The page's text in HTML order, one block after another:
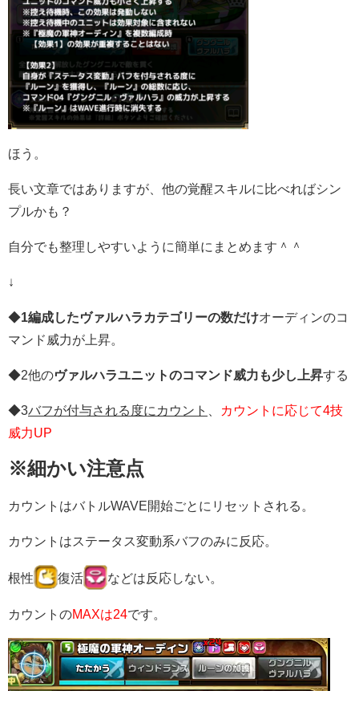
ほう。
長い文章ではありますが、他の覚醒スキルに比べればシン
プルかも？
自分でも整理しやすいように簡単にまとめます＾＾
↓
◆1編成したヴァルハラカテゴリーの数だけオーディンのコ
マンド威力が上昇。
◆2他のヴァルハラユニットのコマンド威力も少し上昇する
◆3バフが付与される度にカウント
カウントに応じて4技
威力UP
※細かい注意点
カウントはバトルWAVE開始ごとにリセットされる。
カウントはステータス変動系バフのみに反応。
根性 復活 などは反応しない。
カウントのMAXは24です。